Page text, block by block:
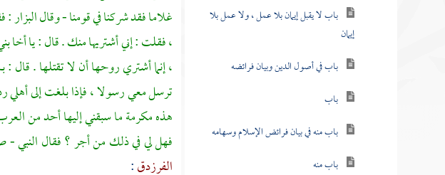
باب لا يقبل إيمان بلا عمل ، ولا عمل بلا
إيمان
باب في أصول الدين وبيان فرائضه
باب
باب منه في بيان فرائض الإسلام وسهامه
باب منه
غلاما فقد شركنا في قومنا - وقالالبزار:
، فقلت : إني أشتريها منك . قال : يا أخا
، إنما أشتري روحها أن لا تقتلها . قال
ترسل معي رسولا ، فإذا بلغت إلى أهلي
هذه مكرمة ما سبقني إليها أحد من
فهل لي في ذلك من أجر ؟ فقال النبي -
الفرزدق: